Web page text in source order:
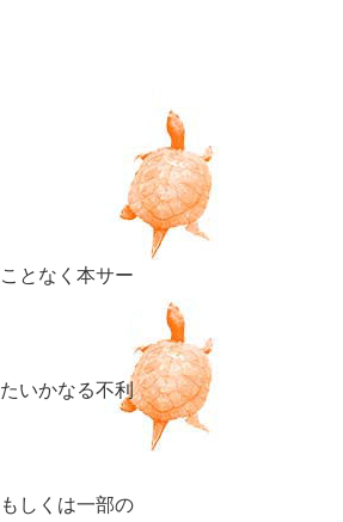
となく本サー
いかなる不利
しくは一部の